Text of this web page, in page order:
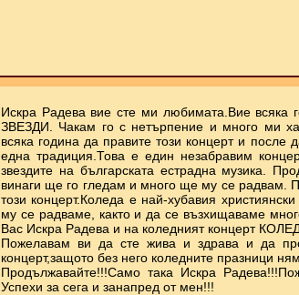
Искра Радева вие сте ми любимата.Вие всяка
ЗВЕЗДИ. Чакам го с нетърпение и много ми
всяка година да правите този концерт и после
една традиция.Това е един незабравим
звездите на българската естрадна музика.
винаги ще го гледам и много ще му се радвам.
този концерт.Коледа е най-хубавия
му се радваме, както и да се възхищаваме
Вас Искра Радева и на коледният концерт
Пожелавам ви да сте жива и здрава и да
концерт,защото без него коледните празници
Продължавайте!!!Само така Искра
Успехи за сега и занапред от мен!!!